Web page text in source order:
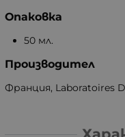
Опаковка
50 мл.
Производител
Франция, Laboratoires